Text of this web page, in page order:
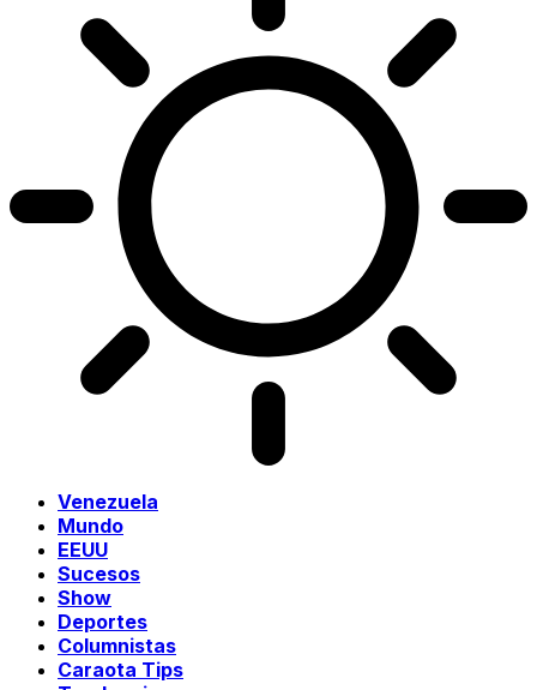
Venezuela
Mundo
EEUU
Sucesos
Show
Deportes
Columnistas
Caraota Tips